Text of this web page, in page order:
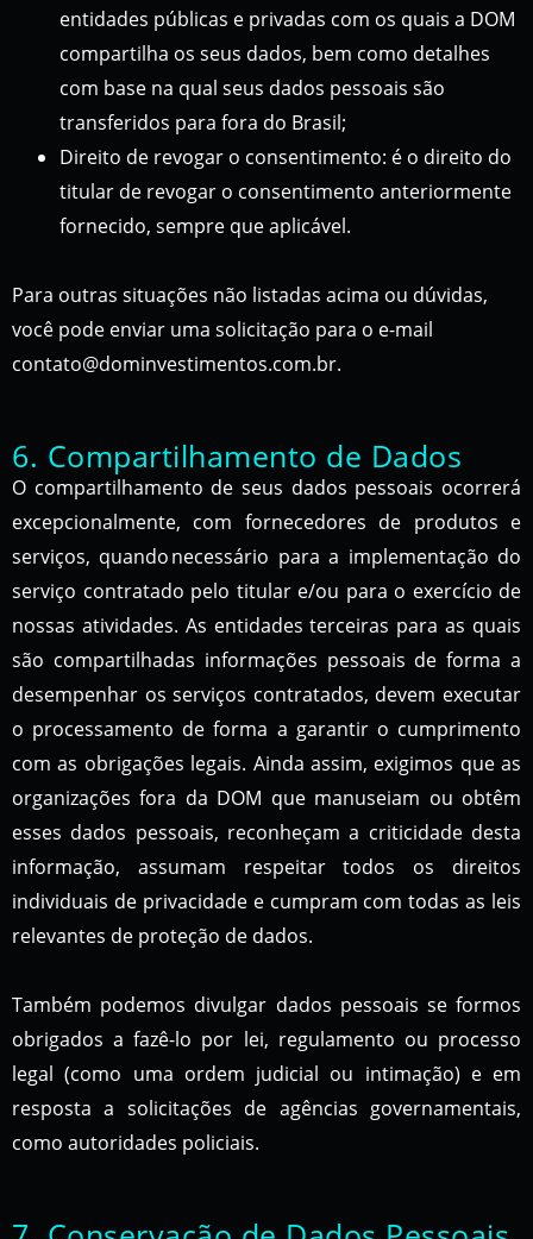
entidades públicas e privadas com os quais a DOM
compartilha os seus dados, bem como detalhes
com base na qual seus dados pessoais são
transferidos para fora do Brasil;
Direito de revogar o consentimento: é o direito do
titular de revogar o consentimento anteriormente
fornecido, sempre que aplicável.
Para outras situações não listadas acima ou dúvidas,
você pode enviar uma solicitação para o e-mail
contato@dominvestimentos.com.br.
6. Compartilhamento de Dados
O compartilhamento de seus dados pessoais ocorrerá
excepcionalmente, com fornecedores de produtos e
serviços, quando necessário para a implementação do
serviço contratado pelo titular e/ou para o exercício de
nossas atividades. As entidades terceiras para as quais
são compartilhadas informações pessoais de forma a
desempenhar os serviços contratados, devem executar
o processamento de forma a garantir o cumprimento
com as obrigações legais. Ainda assim, exigimos que as
organizações fora da DOM que manuseiam ou obtêm
esses dados pessoais, reconheçam a criticidade desta
informação, assumam respeitar todos os direitos
individuais de privacidade e cumpram com todas as leis
relevantes de proteção de dados.
Também podemos divulgar dados pessoais se formos
obrigados a fazê-lo por lei, regulamento ou processo
legal (como uma ordem judicial ou intimação) e em
resposta a solicitações de agências governamentais,
como autoridades policiais.